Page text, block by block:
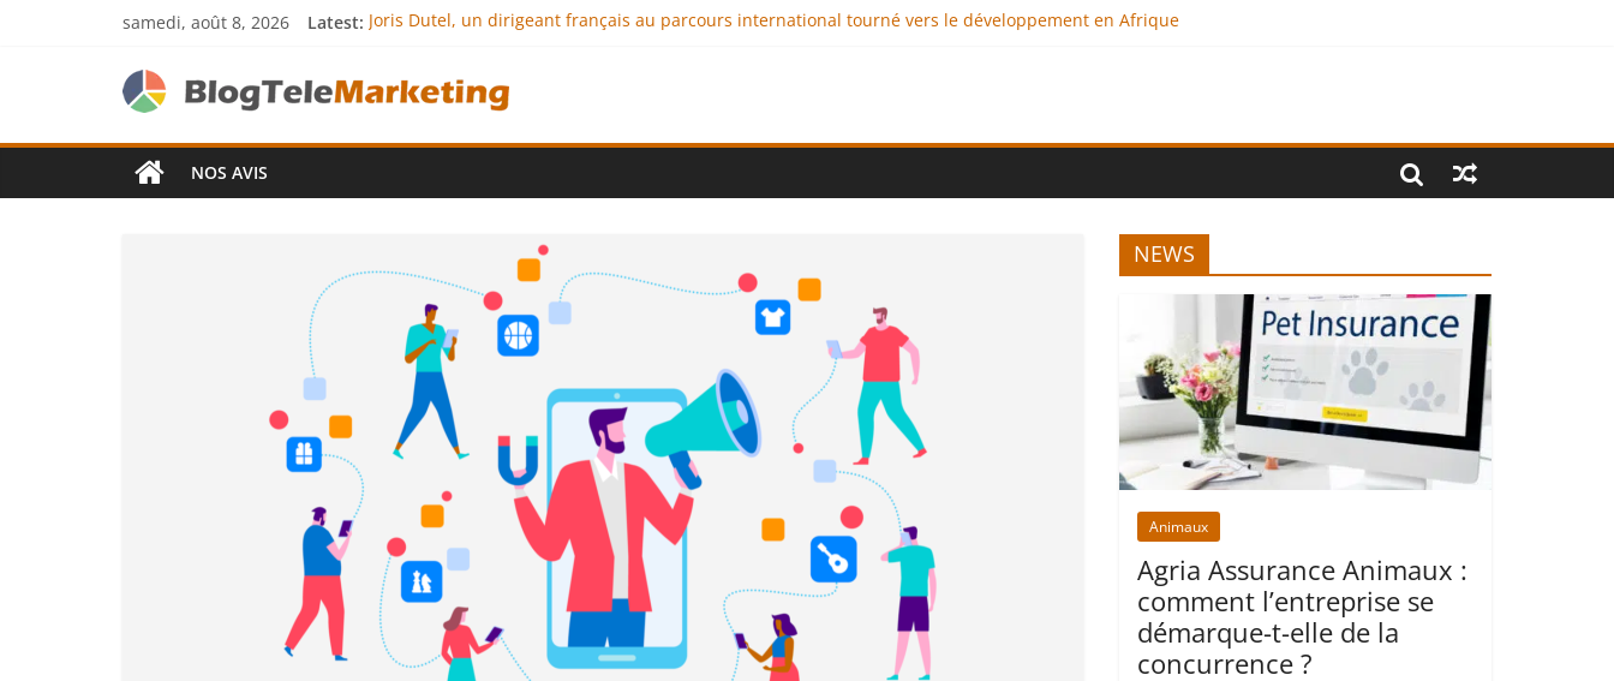
samedi, août 8, 2026 Latest: Joris Dutel, un dirigeant français au parcours international tourné vers le développement en Afrique
JCA Academy : l’excellence au service de l’indépendance financière
Denis Bouclon : la diplomatie éducative comme moteur de coopération internationale
NOS AVIS
NEWS
Animaux
Agria Assurance Animaux :
comment l’entreprise se
démarque-t-elle de la
concurrence ?